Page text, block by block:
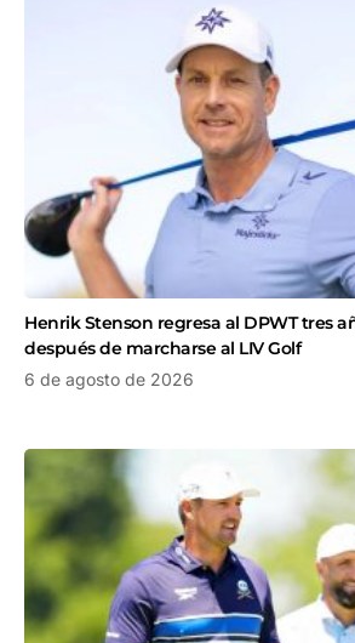
Henrik Stenson regresa al DPWT tres
después de marcharse al LIV Golf
6 de agosto de 2026